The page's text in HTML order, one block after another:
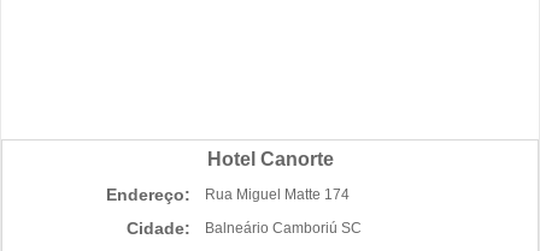
Hotel Canorte
Endereço: Rua Miguel Matte 174
Cidade: Balneário Camboriú SC